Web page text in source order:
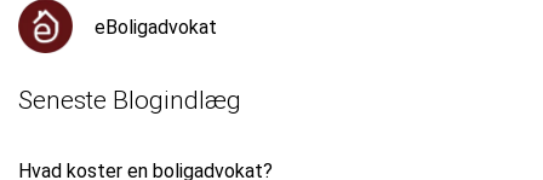
eBoligadvokat
Seneste Blogindlæg
Hvad koster en boligadvokat?